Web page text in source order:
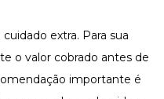
extra. Para sua
o valor cobrado antes de
importante é